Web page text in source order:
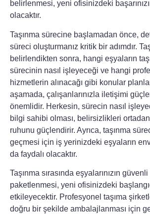
belirlenmesi, yeni ofisinizdeki
olacaktır.
Taşınma sürecine başlamadan önce,
süreci oluşturmanız kritik bir adımdır.
belirlendikten sonra, hangi eşyaların
sürecinin nasıl işleyeceği ve hangi
hizmetlerin alınacağı gibi konular
aşamada, çalışanlarınızla iletişimi
önemlidir. Herkesin, sürecin nasıl
bilgi sahibi olması, belirsizlikleri ortadan
ruhunu güçlendirir. Ayrıca, taşınma
geçmesi için iş yerinizdeki eşyaların
da faydalı olacaktır.
Taşınma sırasında eşyalarınızın
paketlenmesi, yeni ofisinizdeki
etkileyecektir. Profesyonel taşıma
doğru bir şekilde ambalajlanması için